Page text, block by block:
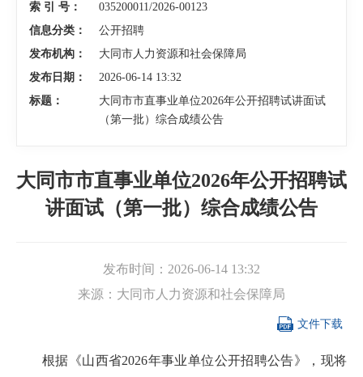
索 引 号：
035200011/2026-00123
信息分类：
公开招聘
发布机构：
大同市人力资源和社会保障局
发布日期：
2026-06-14 13:32
标题：
大同市市直事业单位2026年公开招聘试讲面试
（第一批）综合成绩公告
大同市市直事业单位2026年公开招聘试
讲面试（第一批）综合成绩公告
发布时间： 2026-06-14 13:32
来源： 大同市人力资源和社会保障局
 文件下载
根据《山西省2026年事业单位公开招聘公告》，现将